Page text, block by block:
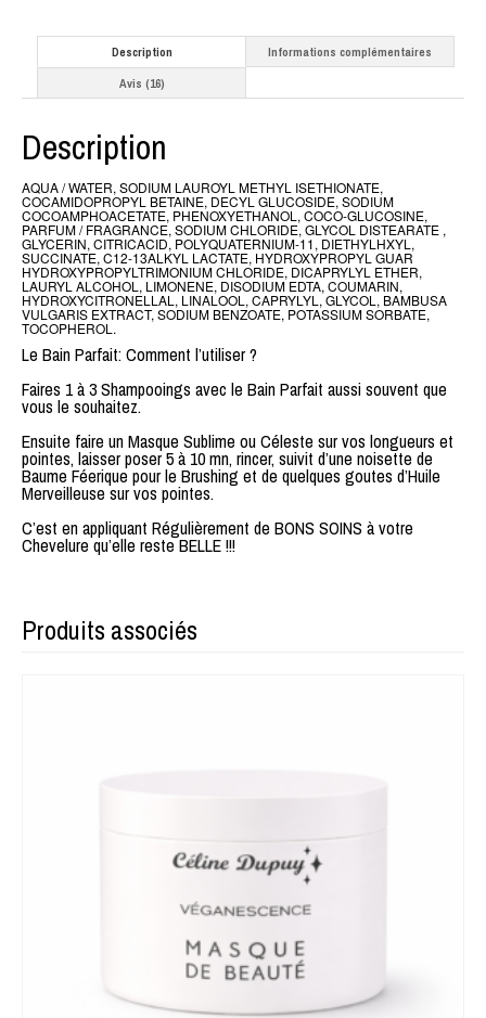
Description Informations complémentaires
Avis (16)
Description
AQUA / WATER, SODIUM LAUROYL METHYL ISETHIONATE,
COCAMIDOPROPYL BETAINE, DECYL GLUCOSIDE, SODIUM
COCOAMPHOACETATE, PHENOXYETHANOL, COCO-GLUCOSINE,
PARFUM / FRAGRANCE, SODIUM CHLORIDE, GLYCOL DISTEARATE ,
GLYCERIN, CITRICACID, POLYQUATERNIUM-11, DIETHYLHXYL,
SUCCINATE, C12-13ALKYL LACTATE, HYDROXYPROPYL GUAR
HYDROXYPROPYLTRIMONIUM CHLORIDE, DICAPRYLYL ETHER,
LAURYL ALCOHOL, LIMONENE, DISODIUM EDTA, COUMARIN,
HYDROXYCITRONELLAL, LINALOOL, CAPRYLYL, GLYCOL, BAMBUSA
VULGARIS EXTRACT, SODIUM BENZOATE, POTASSIUM SORBATE,
TOCOPHEROL.
Le Bain Parfait: Comment l’utiliser ?
Faires 1 à 3 Shampooings avec le Bain Parfait aussi souvent que
vous le souhaitez.
Ensuite faire un Masque Sublime ou Céleste sur vos longueurs et
pointes, laisser poser 5 à 10 mn, rincer, suivit d’une noisette de
Baume Féerique pour le Brushing et de quelques goutes d’Huile
Merveilleuse sur vos pointes.
C’est en appliquant Régulièrement de BONS SOINS à votre
Chevelure qu’elle reste BELLE !!!
Produits associés